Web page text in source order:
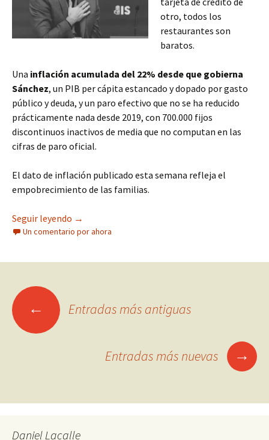
otro, todos los
restaurantes son
baratos.
Una inflación acumulada del 22% desde que gobierna
Sánchez, un PIB per cápita estancado y dopado por gasto
público y deuda, y un paro efectivo que no se ha reducido
prácticamente nada desde 2019, con 700.000 fijos
discontinuos inactivos de media que no computan en las
cifras de paro oficial.
El dato de inflación publicado esta semana refleja el
empobrecimiento de las familias.
Seguir leyendo La inflación y el paro, lo que Sánchez no
→
Un comentario por ahora
Ir
← Entradas más antiguas
Entradas más nuevas →
Daniel Lacalle